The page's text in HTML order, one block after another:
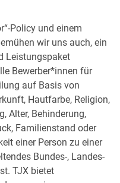
Policy und einem
wir uns auch, ein
Leistungspaket
Bewerber*innen für
auf Basis von
Hautfarbe, Religion,
Alter, Behinderung,
Familienstand oder
einer Person zu einer
Bundes-, Landes-
TJX bietet